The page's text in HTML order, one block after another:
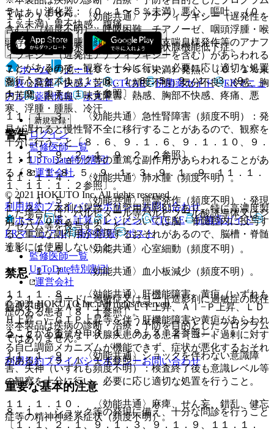
５）． 消化器：（０．１〜５％未満）悪心、嘔吐、（０．
１％未満）胃不快感、腹痛。
６）． 内分泌系：（頻度不明）甲状腺機能低下症。
７）． その他：（０．１〜５％未満）発熱、（０．１％未
満）心窩部不快感、苦味、（頻度不明）気分不良、冷感、胸
内苦悶、眼充血、味覚障害、熱感、胸部不快感、疼痛、悪
寒、浮腫・腫脹、冷汗。
警告
１．１． ショック等の重篤な副作用があらわれることがあ
る〔８．１−８．５、９．１．３、９．１．９、１１．１．
１、１１．１．２参照〕。
１．２． 本剤は尿路・血管用造影剤であり、特に高濃度製
剤（３７０ｍｇＩ／ｍＬ）については脳・脊髄腔内に投与す
ると重篤な副作用が発現するおそれがあるので、脳槽・脊髄
造影には使用しないこと。
禁忌
２．１． ヨードに過敏症又はヨード造影剤に過敏症の既往
歴のある患者〔８．１参照〕。
２．２． 重篤な甲状腺疾患のある患者［ヨード過剰に対す
る自己調節メカニズムが機能できず、症状が悪化するおそれ
がある］〔９．１．１４参照〕。
重要な基本的注意
８．１． ショック等の発現に備え、十分な問診を行うこと
〔１．１、２．１、９．１．３、９．１．９、１１．１．
１１．１．２． 〈効能共通〉アナフィラキシー（遅発性を
含む）（頻度不明）：呼吸困難、チアノーゼ、咽頭浮腫・喉
頭浮腫、眼瞼浮腫、顔面浮腫、気管支喘息様発作等のアナフ
ィラキシー（遅発性アナフィラキシーを含む）があらわれる
ことがあるので、観察を十分に行い、必要に応じ適切な処置
を行うこと〔１．１、８．１−８．５、９．１．３、９．
１．９、１７．１．１参照〕。
１１．１．３． 〈効能共通〉急性腎障害（頻度不明）：発
見が遅れると慢性腎不全に移行することがあるので、観察を
十分に行うこと〔８．６、９．１．６、９．１．１０、９．
１．１３、９．２．１、９．２．２参照〕。
１１．１．４． 〈効能共通〉肺水腫（頻度不明）。
１１．１．５． 〈効能共通〉痙攣発作（頻度不明）：発現
した場合には、バルビタール等バルビツール酸誘導体又はジ
アゼパム等を投与すること。
１１．１．６． 〈効能共通〉心室細動（頻度不明）。
１１．１．７． 〈効能共通〉血小板減少（頻度不明）。
１１．１．８． 〈効能共通〉肝機能障害、黄疸（いずれも
頻度不明）：ＡＳＴ上昇、ＡＬＴ上昇、Ａｌ−Ｐ上昇、ＬＤ
Ｈ上昇、γ−ＧＴＰ上昇等を伴う肝機能障害や黄疸があらわれ
ることがある〔９．３．１、９．３．２参照〕。
１１．１．９． 〈効能共通〉ショックを伴わない意識障
害、失神（いずれも頻度不明）：検査終了後も意識レベル等
の観察を十分に行い、必要に応じ適切な処置を行うこと。
１１．１．１０． 〈効能共通〉麻痺、せん妄、錯乱、健忘
症等の精神神経系症状（頻度不明）。
ではありません。
ホーム
ノート
表・計算
レジメン CTCAE 抗菌薬ガイド
ERマニュ
アル
薬剤情報 ポスト
新規登録
ログイン
監修医師一覧
UpToDate特別割引
運営会社
© 2021 HOKUTO Inc. All rights reserved.
利用規約プライバシーポリシーお問い合わせ
ホーム
表・計算 レジメン CTCAE
抗菌薬ガイド
ERマニュアル
薬剤情報 ポスト
監修医師一覧
UpToDate特別割引
運営会社
© 2021 HOKUTO Inc. All rights reserved.
※本製品は疾病の診断・治療・予防を目的としたプログラム
ではありません。
利用規約プライバシーポリシーお問い合わせ